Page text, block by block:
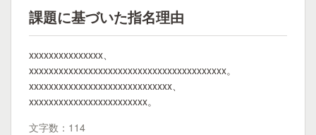
課題に基づいた指名理由
xxxxxxxxxxxxxxx、
xxxxxxxxxxxxxxxxxxxxxxxxxxxxxxxxxxxxxxxx。
xxxxxxxxxxxxxxxxxxxxxxxxxxxxx、
xxxxxxxxxxxxxxxxxxxxxxxx。
文字数：114